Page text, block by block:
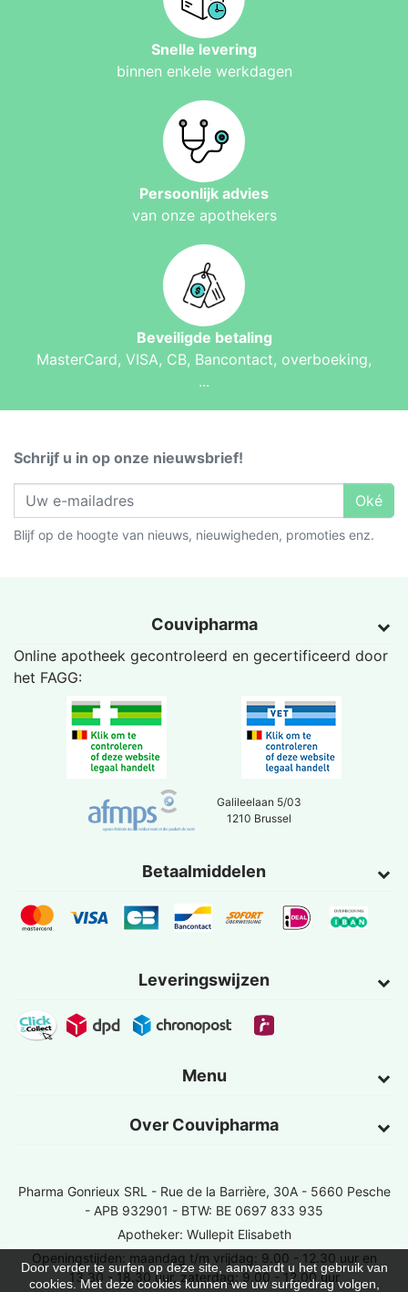
Snelle levering
binnen enkele werkdagen
Persoonlijk advies
van onze apothekers
Beveiligde betaling
MasterCard, VISA, CB, Bancontact, overboeking,
...
Schrijf u in op onze nieuwsbrief!
Oké
Blijf op de hoogte van nieuws, nieuwigheden, promoties enz.
Couvipharma
Online apotheek gecontroleerd en gecertificeerd door
het FAGG:
Galileelaan 5/03
1210 Brussel
Betaalmiddelen
Leveringswijzen
Menu
Over Couvipharma
Door verder te surfen op deze site, aanvaardt u het gebruik van
cookies. Met deze cookies kunnen we uw surfgedrag volgen,
Pharma Gonrieux SRL - Rue de la Barrière, 30A - 5660 Pesche
- APB 932901 - BTW: BE 0697 833 935
Apotheker: Wullepit Elisabeth
Openingstijden: maandag t/m vrijdag: 9.00 - 12.30 uur en
13.30 - 18.30 uur, zaterdag: 9.00 - 12.00 uur